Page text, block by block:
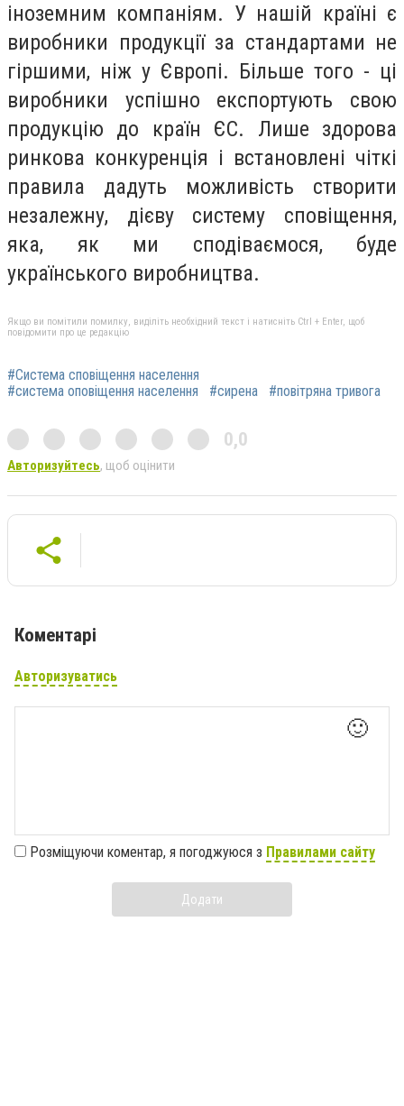
іноземним компаніям. У нашій країні є
виробники продукції за стандартами не
гіршими, ніж у Європі. Більше того - ці
виробники успішно експортують свою
продукцію до країн ЄС. Лише здорова
ринкова конкуренція і встановлені чіткі
правила дадуть можливість створити
незалежну, дієву систему сповіщення,
яка, як ми сподіваємося, буде
українського виробництва.
Якщо ви помітили помилку, виділіть необхідний текст і натисніть Ctrl + Enter, щоб
повідомити про це редакцію
#Система сповіщення населення
#система оповіщення населення
#сирена #повітряна тривога
0,0
Авторизуйтесь, щоб оцінити
Коментарі
Авторизуватись
🙂
Розміщуючи коментар, я погоджуюся з Правилами сайту
Додати